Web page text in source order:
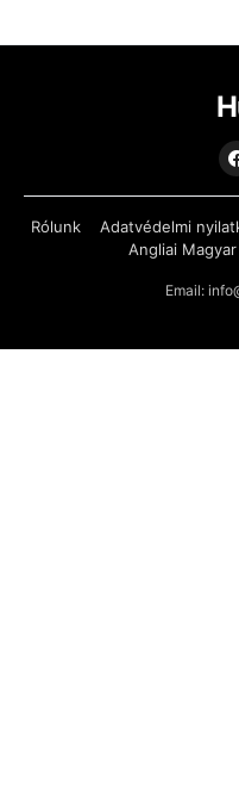
Rólunk Adatvédelmi
Angliai
Email: